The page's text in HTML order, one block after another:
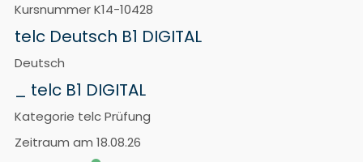
KursnummerK14-10428
telc Deutsch B1 DIGITAL
Deutsch
_ telc B1 DIGITAL
Kategorie telc Prüfung
Zeitraum am 18.08.26